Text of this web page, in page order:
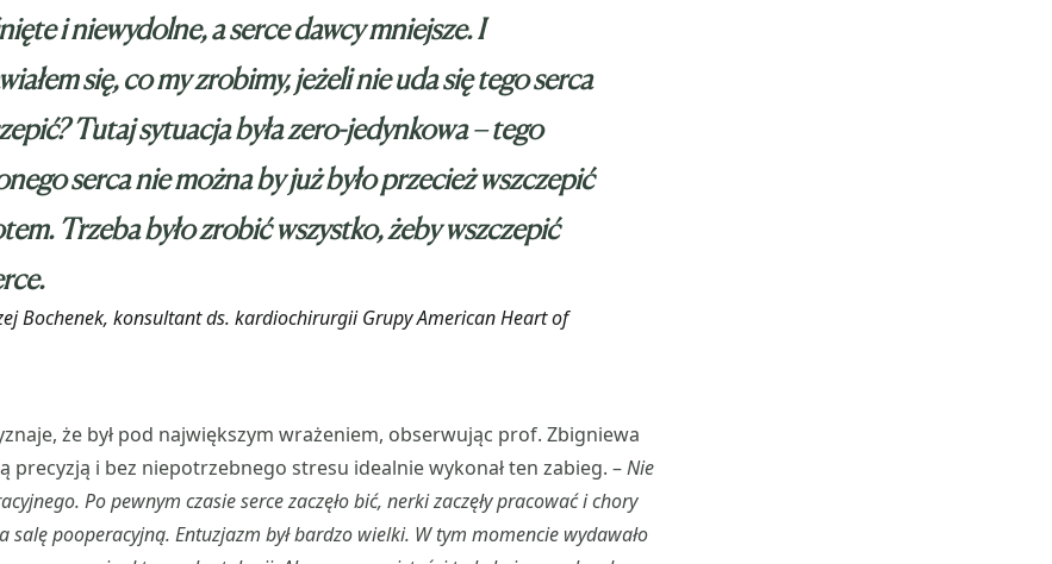
i niewydolne, a serce dawcy mniejsze. I
się, co my zrobimy, jeżeli nie uda się tego serca
Tutaj sytuacja była zero-jedynkowa – tego
serca nie można by już było przecież wszczepić
Trzeba było zrobić wszystko, żeby wszczepić
Bochenek, konsultant ds. kardiochirurgii Grupy American Heart of
że był pod największym wrażeniem, obserwując prof. Zbigniewa
precyzją i bez niepotrzebnego stresu idealnie wykonał ten zabieg. –Nie
Po pewnym czasie serce zaczęło bić, nerki zaczęły pracować i chory
salę pooperacyjną. Entuzjazm był bardzo wielki. W tym momencie wydawało